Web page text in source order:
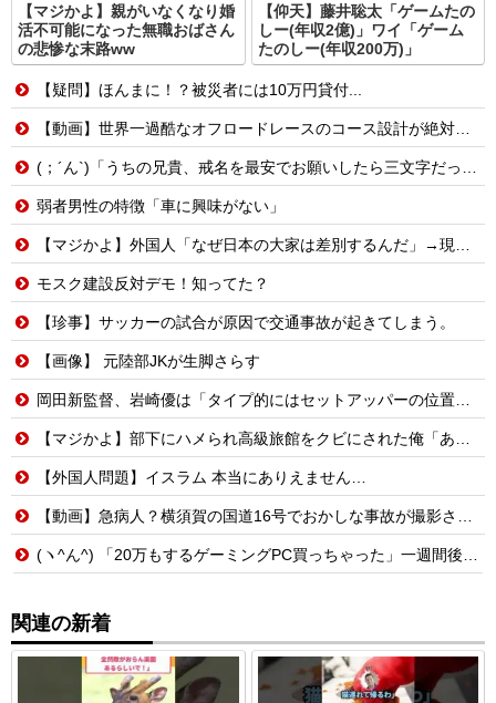
【マジかよ】親がいなくなり婚
活不可能になった無職おばさん
の悲惨な末路ww
【仰天】藤井聡太「ゲームたの
しー(年収2億)」ワイ「ゲーム
たのしー(年収200万)」
【疑問】ほんまに！？被災者には10万円貸付...
【動画】世界一過酷なオフロードレースのコース設計が絶対におかしい（笑）
(；´ん`)「うちの兄貴、戒名を最安でお願いしたら三文字だったわ」
弱者男性の特徴「車に興味がない」
【マジかよ】外国人「なぜ日本の大家は差別するんだ」→現役大家の実録に反論できず
モスク建設反対デモ！知ってた？
【珍事】サッカーの試合が原因で交通事故が起きてしまう。
【画像】 元陸部JKが生脚さらす
岡田新監督、岩崎優は「タイプ的にはセットアッパーの位置が一番合うてる」←おーん
【マジかよ】部下にハメられ高級旅館をクビにされた俺「あとは頑張れよ」→廃業寸前の元三ツ星レストランでバイトを始めた結果
【外国人問題】イスラム 本当にありえません…
【動画】急病人？横須賀の国道16号でおかしな事故が撮影される。
(ヽ^ん^) 「20万もするゲーミングPC買っちゃった」一週間後「お届け物でーす」（ヽ´ん`）「そう…」
関連の新着